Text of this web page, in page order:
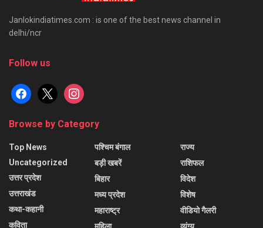
Janlokindiatimes.com : is one of the best news channel in
delhi/ncr
Follow us
facebook
x instagram
Browse by Category
Top News
Uncategorized
उत्तर प्रदेश
उत्तराखंड
कथा-कहानी
कविता
पश्चिम बंगाल
बड़ी खबरें
बिहार
मध्य प्रदेश
महाराष्ट्र
राज्य
राशिफल
विदेश
विशेष
वीडियो गैलरी